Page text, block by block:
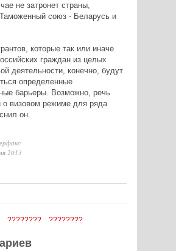
не затронет страны,
союз - Беларусь и
которые так или иначе
граждан из целых
деятельности, конечно, будут
определенные
барьеры. Возможно, речь
о визовом режиме для ряда
он.
2013
???????? ????????